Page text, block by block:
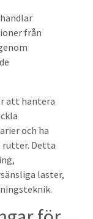
från
att hantera
och ha
Detta
laster,